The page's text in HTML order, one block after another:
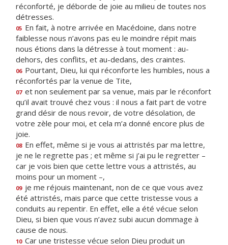
réconforté, je déborde de joie au milieu de toutes nos
détresses.
05 En fait, à notre arrivée en Macédoine, dans notre
faiblesse nous n’avons pas eu le moindre répit mais
nous étions dans la détresse à tout moment : au-
dehors, des conflits, et au-dedans, des craintes.
06 Pourtant, Dieu, lui qui réconforte les humbles, nous a
réconfortés par la venue de Tite,
07 et non seulement par sa venue, mais par le réconfort
qu’il avait trouvé chez vous : il nous a fait part de votre
grand désir de nous revoir, de votre désolation, de
votre zèle pour moi, et cela m’a donné encore plus de
joie.
08 En effet, même si je vous ai attristés par ma lettre,
je ne le regrette pas ; et même si j’ai pu le regretter –
car je vois bien que cette lettre vous a attristés, au
moins pour un moment –,
09 je me réjouis maintenant, non de ce que vous avez
été attristés, mais parce que cette tristesse vous a
conduits au repentir. En effet, elle a été vécue selon
Dieu, si bien que vous n’avez subi aucun dommage à
cause de nous.
10 Car une tristesse vécue selon Dieu produit un